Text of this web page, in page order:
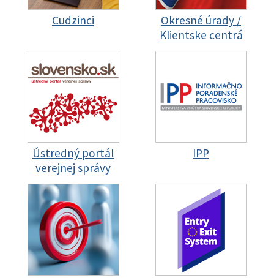
Cudzinci
Okresné úrady /
Klientske centrá
Ústredný portál
verejnej správy
IPP